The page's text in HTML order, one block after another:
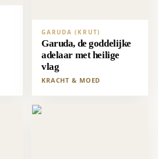
GARUDA (KRUT)
Garuda, de goddelijke
adelaar met heilige
vlag
KRACHT & MOED